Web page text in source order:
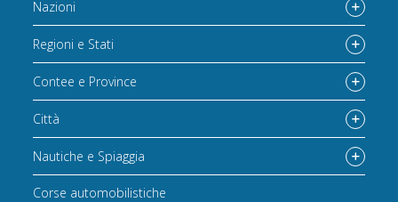
Nazioni
Regioni e Stati
Contee e Province
Città
Nautiche e Spiaggia
Corse automobilistiche